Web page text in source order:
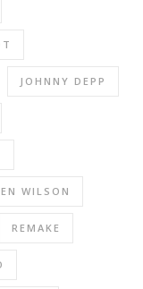
JOHNNY DEPP
WILSON
REMAKE